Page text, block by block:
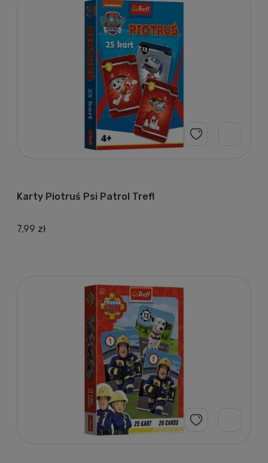
Karty Piotruś Psi Patrol Trefl
7,99 zł